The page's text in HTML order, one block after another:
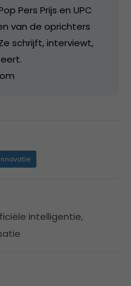
Pers Prijs en UPC
van de oprichters
schrijft, interviewt,
Innovatie
intelligentie,